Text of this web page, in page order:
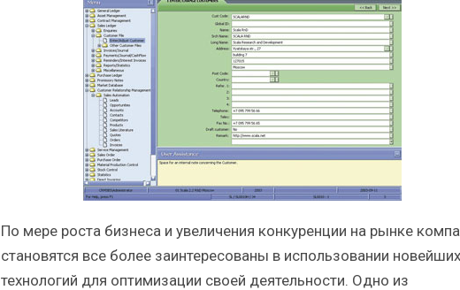
По мере роста бизнеса и увеличения конкуренции на рынке
становятся все более заинтересованы в использовании новейших
технологий для оптимизации своей деятельности. Одно из
ИБП
Отрасль ИБП в депрессии?
Часть II.
ИБП
Самый успешный
рынка ИБП